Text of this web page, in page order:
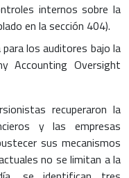
internos sobre la
en la sección 404).
para los auditores bajo la
Accounting Oversight
recuperaron la
y las empresas
sus mecanismos
no se limitan a la